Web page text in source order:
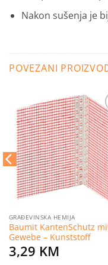
Nakon sušenja je
POVEZANI
GRAĐEVINSKA HEMIJA
Baumit KantenSchutz
Gewebe – Kunststoff
3,29 KM